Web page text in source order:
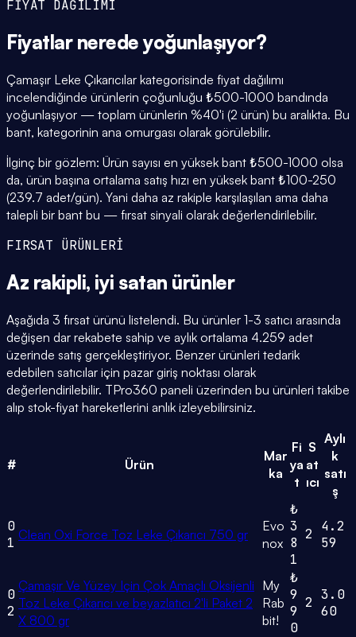
FİYAT DAĞILIMI
Fiyatlar nerede yoğunlaşıyor?
Çamaşır Leke Çıkarıcılar kategorisinde fiyat dağılımı
incelendiğinde ürünlerin çoğunluğu ₺500-1000 bandında
yoğunlaşıyor — toplam ürünlerin %40'i (2 ürün) bu aralıkta. Bu
bant, kategorinin ana omurgası olarak görülebilir.
İlginç bir gözlem: Ürün sayısı en yüksek bant ₺500-1000 olsa
da, ürün başına ortalama satış hızı en yüksek bant ₺100-250
(239.7 adet/gün). Yani daha az rakiple karşılaşılan ama daha
talepli bir bant bu — fırsat sinyali olarak değerlendirilebilir.
FIRSAT ÜRÜNLERİ
Az rakipli, iyi satan ürünler
Aşağıda 3 fırsat ürünü listelendi. Bu ürünler 1-3 satıcı arasında
değişen dar rekabete sahip ve aylık ortalama 4.259 adet
üzerinde satış gerçekleştiriyor. Benzer ürünleri tedarik
edebilen satıcılar için pazar giriş noktası olarak
değerlendirilebilir. TPro360 paneli üzerinden bu ürünleri takibe
alıp stok-fiyat hareketlerini anlık izleyebilirsiniz.
# Ürün
Mar
ka
Fi
ya
t
S
at
ıcı
Aylı
k
satı
ş
0
1 Clean Oxi Force Toz Leke Çıkarıcı 750 gr
Evo
nox
₺
3
8
1
2
4.2
59
0
2
Çamaşır Ve Yüzey Için Çok Amaçlı Oksijenli
Toz Leke Çıkarıcı ve beyazlatıcı 2'li Paket 2
X 800 gr
My
Rab
bit!
₺
9
9
0
2 3.0
60